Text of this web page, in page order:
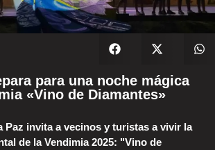
para una noche mágica
«Vino de Diamantes»
Paz invita a vecinos y turistas a vivir la
de la Vendimia 2025: "Vino de